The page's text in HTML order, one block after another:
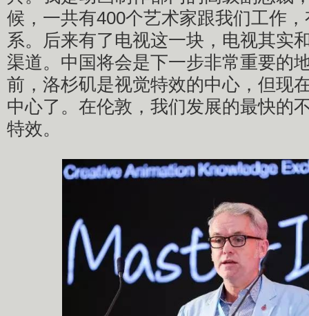
候，一共有400个艺术家跟我们工作
系。后来有了电视这一块，电视其实
渠道。中国将会是下一步非常重要的
前，洛杉矶是视觉特效的中心，但现
中心了。在伦敦，我们发展的最快的
特效。